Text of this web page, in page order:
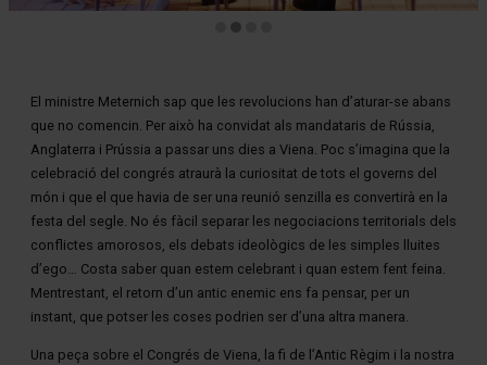
El ministre Meternich sap que les revolucions han d’aturar-se abans
que no comencin. Per això ha convidat als mandataris de Rússia,
Anglaterra i Prússia a passar uns dies a Viena. Poc s’imagina que la
celebració del congrés atraurà la curiositat de tots el governs del
món i que el que havia de ser una reunió senzilla es convertirà en la
festa del segle. No és fàcil separar les negociacions territorials dels
conflictes amorosos, els debats ideològics de les simples lluites
d’ego… Costa saber quan estem celebrant i quan estem fent feina.
Mentrestant, el retorn d’un antic enemic ens fa pensar, per un
instant, que potser les coses podrien ser d’una altra manera.
Una peça sobre el Congrés de Viena, la fi de l’Antic Règim i la nostra